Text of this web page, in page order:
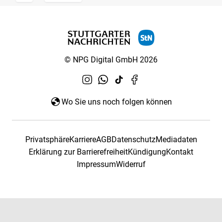
© NPG Digital GmbH 2026
Wo Sie uns noch folgen können
PrivatsphäreKarriereAGBDatenschutzMediadaten
Erklärung zur BarrierefreiheitKündigungKontakt
ImpressumWiderruf